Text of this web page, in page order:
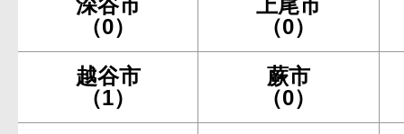
深谷市
（0）
上尾市
（0）
越谷市
（1）
蕨市
（0）